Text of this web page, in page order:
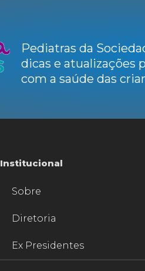
Pediatras da
dicas e atualizações
com a saúde das
Institucional
Sobre
Diretoria
Ex Presidentes